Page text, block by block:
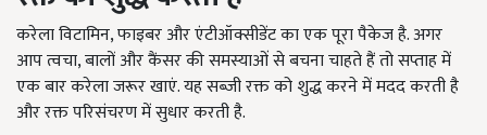
करेला विटामिन, फाइबर और एंटीऑक्सीडेंट का एक पूरा पैकेज है. अगर
आप त्वचा, बालों और कैंसर की समस्याओं से बचना चाहते हैं तो सप्ताह में
एक बार करेला जरूर खाएं. यह सब्जी रक्त को शुद्ध करने में मदद करती है
और रक्त परिसंचरण में सुधार करती है.